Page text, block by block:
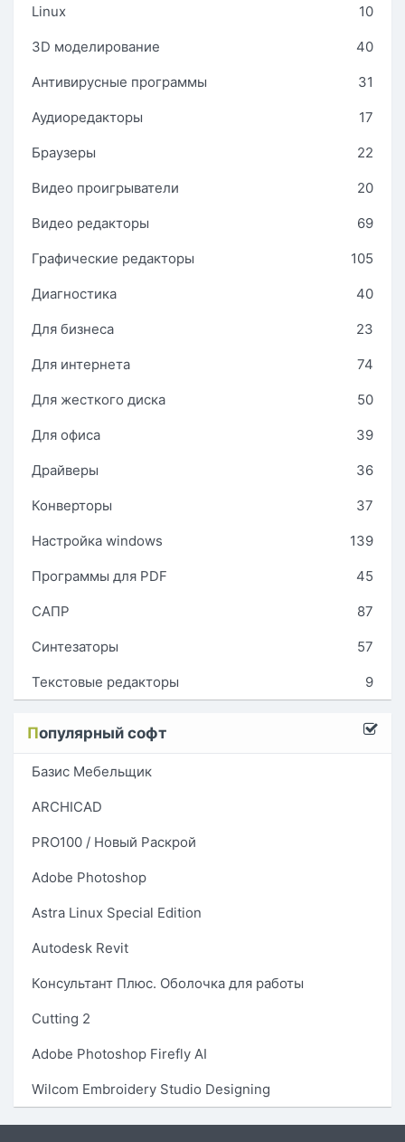
Linux 10
3D моделирование 40
Антивирусные программы 31
Аудиоредакторы 17
Браузеры 22
Видео проигрыватели 20
Видео редакторы 69
Графические редакторы 105
Диагностика 40
Для бизнеса 23
Для интернета 74
Для жесткого диска 50
Для офиса 39
Драйверы 36
Конверторы 37
Настройка windows 139
Программы для PDF 45
САПР 87
Синтезаторы 57
Текстовые редакторы 9
Популярный софт
Базис Мебельщик
ARCHICAD
PRO100 / Новый Раскрой
Adobe Photoshop
Astra Linux Special Edition
Autodesk Revit
Консультант Плюс. Оболочка для работы
Cutting 2
Adobe Photoshop Firefly AI
Wilcom Embroidery Studio Designing